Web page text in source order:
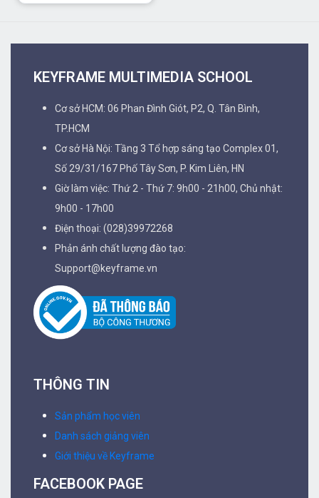
KEYFRAME MULTIMEDIA SCHOOL
Cơ sở HCM: 06 Phan Đình Giót, P2, Q. Tân Bình,
TP.HCM
Cơ sở Hà Nội: Tầng 3 Tổ hợp sáng tạo Complex 01,
Số 29/31/167 Phố Tây Sơn, P. Kim Liên, HN
Giờ làm việc: Thứ 2 - Thứ 7: 9h00 - 21h00, Chủ nhật:
9h00 - 17h00
Điện thoại: (028)39972268
Phản ánh chất lượng đào tạo:
Support@keyframe.vn
THÔNG TIN
Sản phẩm học viên
Danh sách giảng viên
Giới thiệu về Keyframe
FACEBOOK PAGE